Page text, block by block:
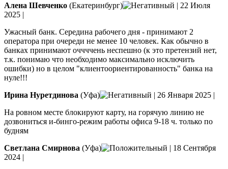
Алена Шевченко (Екатеринбург) | 22 Июля
2025 |
Ужасный банк. Середина рабочего дня - принимают 2
оператора при очереди не менее 10 человек. Как обычно в
банках принимают оччччень неспешно (к это претензий нет,
т.к. понимаю что необходимо максимально исключить
ошибки) но в целом "клиентоориентированность" банка на
нуле!!!
Ирина Нуретдинова (Уфа) | 26 Января 2025 |
На ровном месте блокируют карту, на горячую линию не
дозвониться и-бинго-режим работы офиса 9-18 ч. только по
будням
Светлана Смирнова (Уфа) | 18 Сентября
2024 |